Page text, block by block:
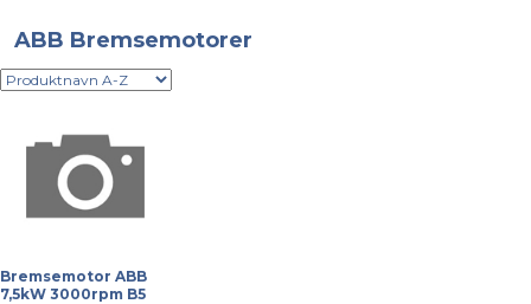
ABB Bremsemotorer
Bremsemotor ABB
7,5kW 3000rpm B5